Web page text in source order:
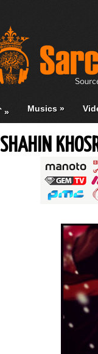
» Musics »
SHAHIN